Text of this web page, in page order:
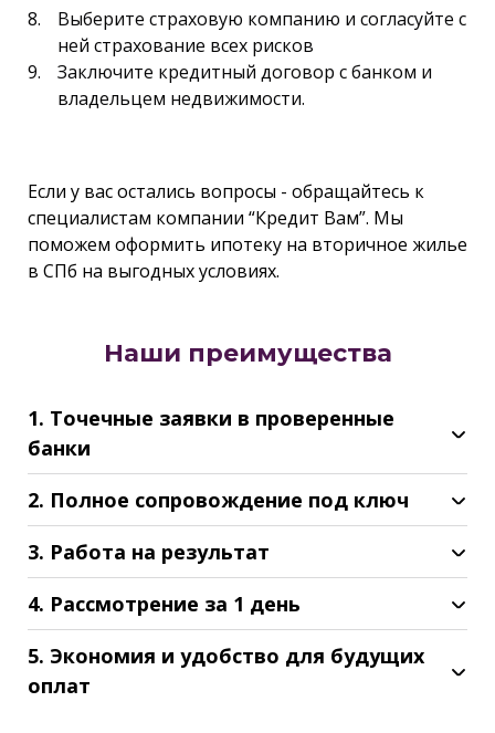
Выберите страховую компанию и согласуйте с
ней страхование всех рисков
Заключите кредитный договор с банком и
владельцем недвижимости.
Если у вас остались вопросы - обращайтесь к
специалистам компании “Кредит Вам”. Мы
поможем оформить ипотеку на вторичное жилье
в СПб на выгодных условиях.
Наши преимущества
1. Точечные заявки в проверенные
банки
2. Полное сопровождение под ключ
3. Работа на результат
4. Рассмотрение за 1 день
5. Экономия и удобство для будущих
оплат